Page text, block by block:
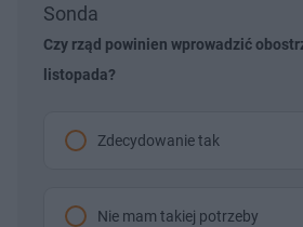
Sonda
Czy rząd powinien wprowadzić
listopada?
Zdecydowanie tak
Nie mam takiej potrzeby